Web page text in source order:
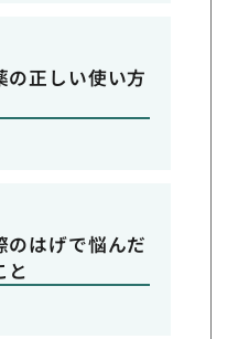
の正しい使い方
のはげで悩んだ
と